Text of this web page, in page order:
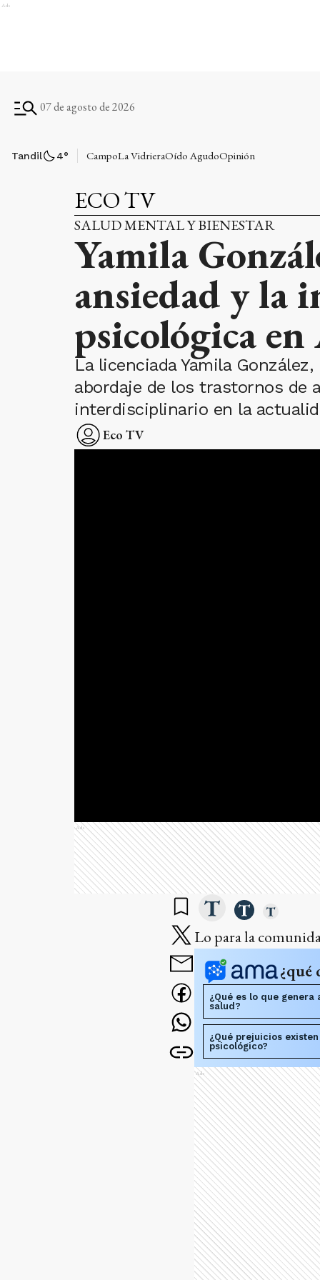
Ads
07 de agosto de 2026
Tandil 4° CampoLa VidrieraOído AgudoOpinión
ECO TV
SALUD MENTAL Y BIENESTAR
Yamila
ansiedad y la
psicológica
La licenciada Yamila
abordaje de los trastornos de
interdisciplinario en la
Eco TV
Ads
Lo para la
¿qué
¿Qué es lo que
salud?
¿Qué prejuicios
psicológico?
Ads